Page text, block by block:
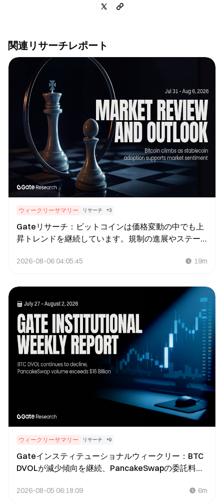
関連リサーチレポート
ウィークリーサマリー リサーチ +3
Gateリサーチ：ビットコインは価格変動の中でも上
昇トレンドを継続しています。規制の進展やステー
高めています。
2026-08-06 04:05:45 19m
ウィークリーサマリー リサーチ +9
Gateインスティテューショナルウィークリー：BTC
DVOLが減少傾向を継続、PancakeSwapの委託料が
2026-08-05 06:18:09 6m